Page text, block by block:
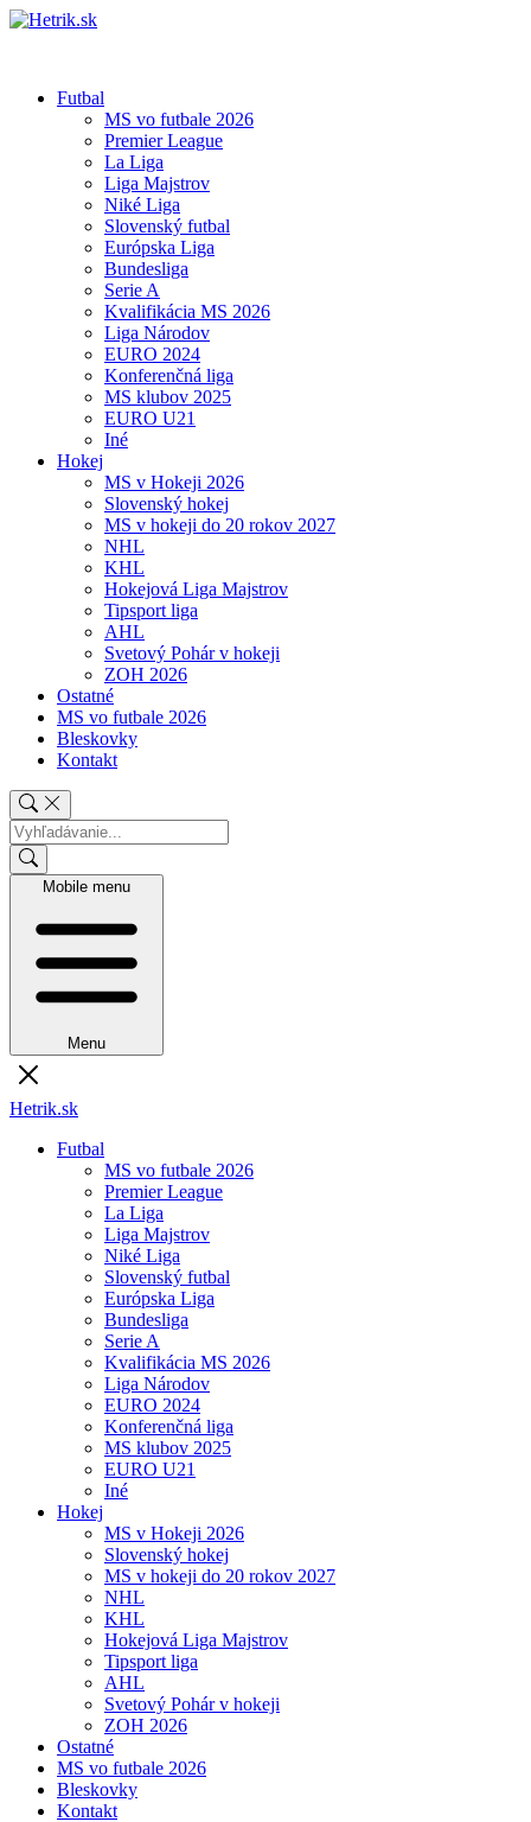
Futbal
MS vo futbale 2026
Premier League
La Liga
Liga Majstrov
Niké Liga
Slovenský futbal
Európska Liga
Bundesliga
Serie A
Kvalifikácia MS 2026
Liga Národov
EURO 2024
Konferenčná liga
MS klubov 2025
EURO U21
Iné
Hokej
MS v Hokeji 2026
Slovenský hokej
MS v hokeji do 20 rokov 2027
NHL
KHL
Hokejová Liga Majstrov
Tipsport liga
AHL
Svetový Pohár v hokeji
ZOH 2026
Ostatné
MS vo futbale 2026
Bleskovky
Kontakt
Mobile menu
Menu
Hetrik.sk
Futbal
MS vo futbale 2026
Premier League
La Liga
Liga Majstrov
Niké Liga
Slovenský futbal
Európska Liga
Bundesliga
Serie A
Kvalifikácia MS 2026
Liga Národov
EURO 2024
Konferenčná liga
MS klubov 2025
EURO U21
Iné
Hokej
MS v Hokeji 2026
Slovenský hokej
MS v hokeji do 20 rokov 2027
NHL
KHL
Hokejová Liga Majstrov
Tipsport liga
AHL
Svetový Pohár v hokeji
ZOH 2026
Ostatné
MS vo futbale 2026
Bleskovky
Kontakt